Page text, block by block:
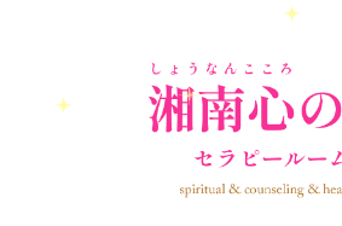
(72)
勉強会・セミナー(55)
(17)